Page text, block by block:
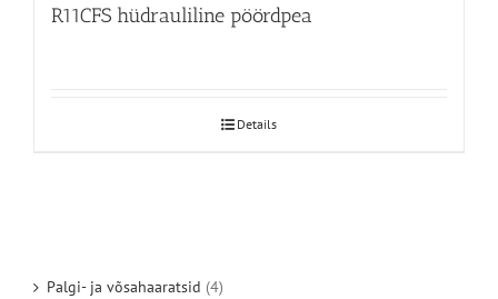
R11CFS hüdrauliline pöördpea
Details
Palgi- ja võsahaaratsid (4)